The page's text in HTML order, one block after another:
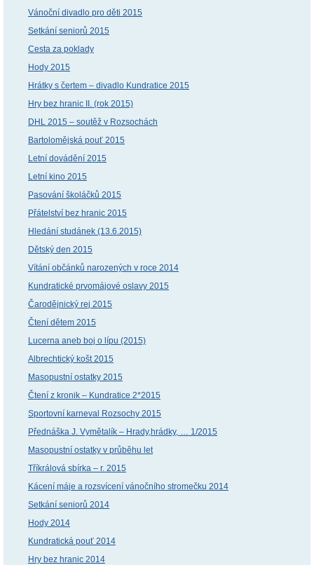
Vánoční divadlo pro děti 2015
Setkání seniorů 2015
Cesta za poklady
Hody 2015
Hrátky s čertem – divadlo Kundratice 2015
Hry bez hranic II. (rok 2015)
DHL 2015 – soutěž v Rozsochách
Bartolomějská pouť 2015
Letní dovádění 2015
Letní kino 2015
Pasování školáčků 2015
Přátelství bez hranic 2015
Hledání studánek (13.6.2015)
Dětský den 2015
Vítání občánků narozených v roce 2014
Kundratické prvomájové oslavy 2015
Čarodějnický rej 2015
Čtení dětem 2015
Lucerna aneb boj o lípu (2015)
Albrechtický košt 2015
Masopustní ostatky 2015
Čtení z kronik – Kundratice 2*2015
Sportovní karneval Rozsochy 2015
Přednáška J. Vymětalík – Hrady,hrádky, … 1/2015
Masopustní ostatky v průběhu let
Tříkrálová sbírka – r. 2015
Kácení máje a rozsvícení vánočního stromečku 2014
Setkání seniorů 2014
Hody 2014
Kundratická pouť 2014
Hry bez hranic 2014